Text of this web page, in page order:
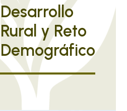
Desarrollo
Rural y Reto
Demográfico